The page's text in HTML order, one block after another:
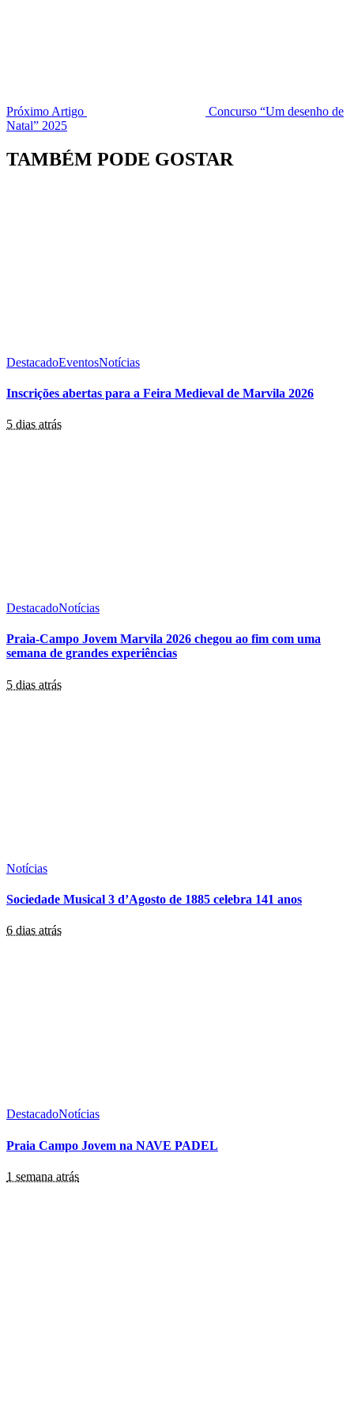
Próximo Artigo
Concurso “Um desenho de
Natal” 2025
TAMBÉM PODE GOSTAR
DestacadoEventosNotícias
Inscrições abertas para a Feira Medieval de Marvila 2026
5 dias atrás
DestacadoNotícias
Praia-Campo Jovem Marvila 2026 chegou ao fim com uma
semana de grandes experiências
5 dias atrás
Notícias
Sociedade Musical 3 d’Agosto de 1885 celebra 141 anos
6 dias atrás
DestacadoNotícias
Praia Campo Jovem na NAVE PADEL
1 semana atrás